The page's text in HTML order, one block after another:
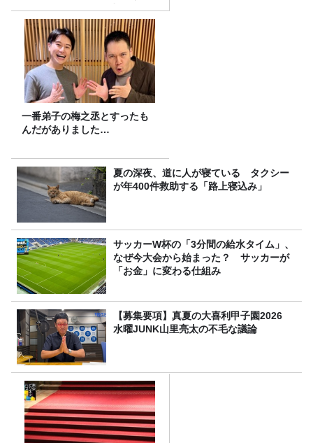
ンズフィジークの魅力！！
一番弟子の梅之丞とすったも
んだがありました…
夏の深夜、道に人が寝ている タクシー
が年400件救助する「路上寝込み」
サッカーW杯の「3分間の給水タイム」、
なぜ今大会から始まった？ サッカーが
「お金」に変わる仕組み
【募集要項】真夏の大喜利甲子園2026
水曜JUNK山里亮太の不毛な議論